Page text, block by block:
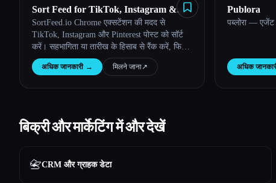
Sort Feed for TikTok, Instagram &
Pinterest - SortFeed.io
SortFeed.io Chrome एक्सटेंशन की मदद से
TikTok, Instagram और Pinterest पोस्ट को सॉर्ट
करें। सहभागिता या तारीख के हिसाब से रैंक करें, फिर
तेज़ी से रिसर्च करने के लिए डेटा एक्सपोर्ट करें।
अधिक जानकारी → मिलने जाना↗︎
Publora
पब्लोरा — एजेंट
अधिक
बिक्री और मार्केटिंग में और देखें
📇CRM और ग्राहक डेटा